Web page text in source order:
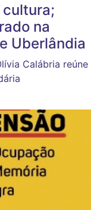
cultura;
na
Uberlândia
Calábria reúne